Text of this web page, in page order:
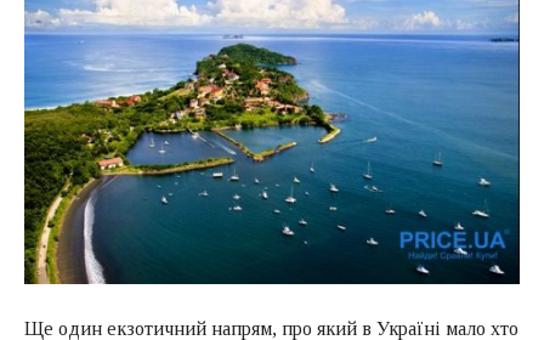
Ще один екзотичний напрям, про який в Україні мало хто